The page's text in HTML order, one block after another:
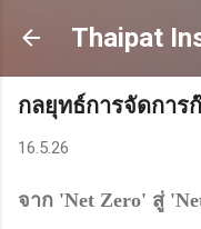
Thaipat
กลยุทธ์การจัดการ
16.5.26
จาก 'Net Zero' สู่